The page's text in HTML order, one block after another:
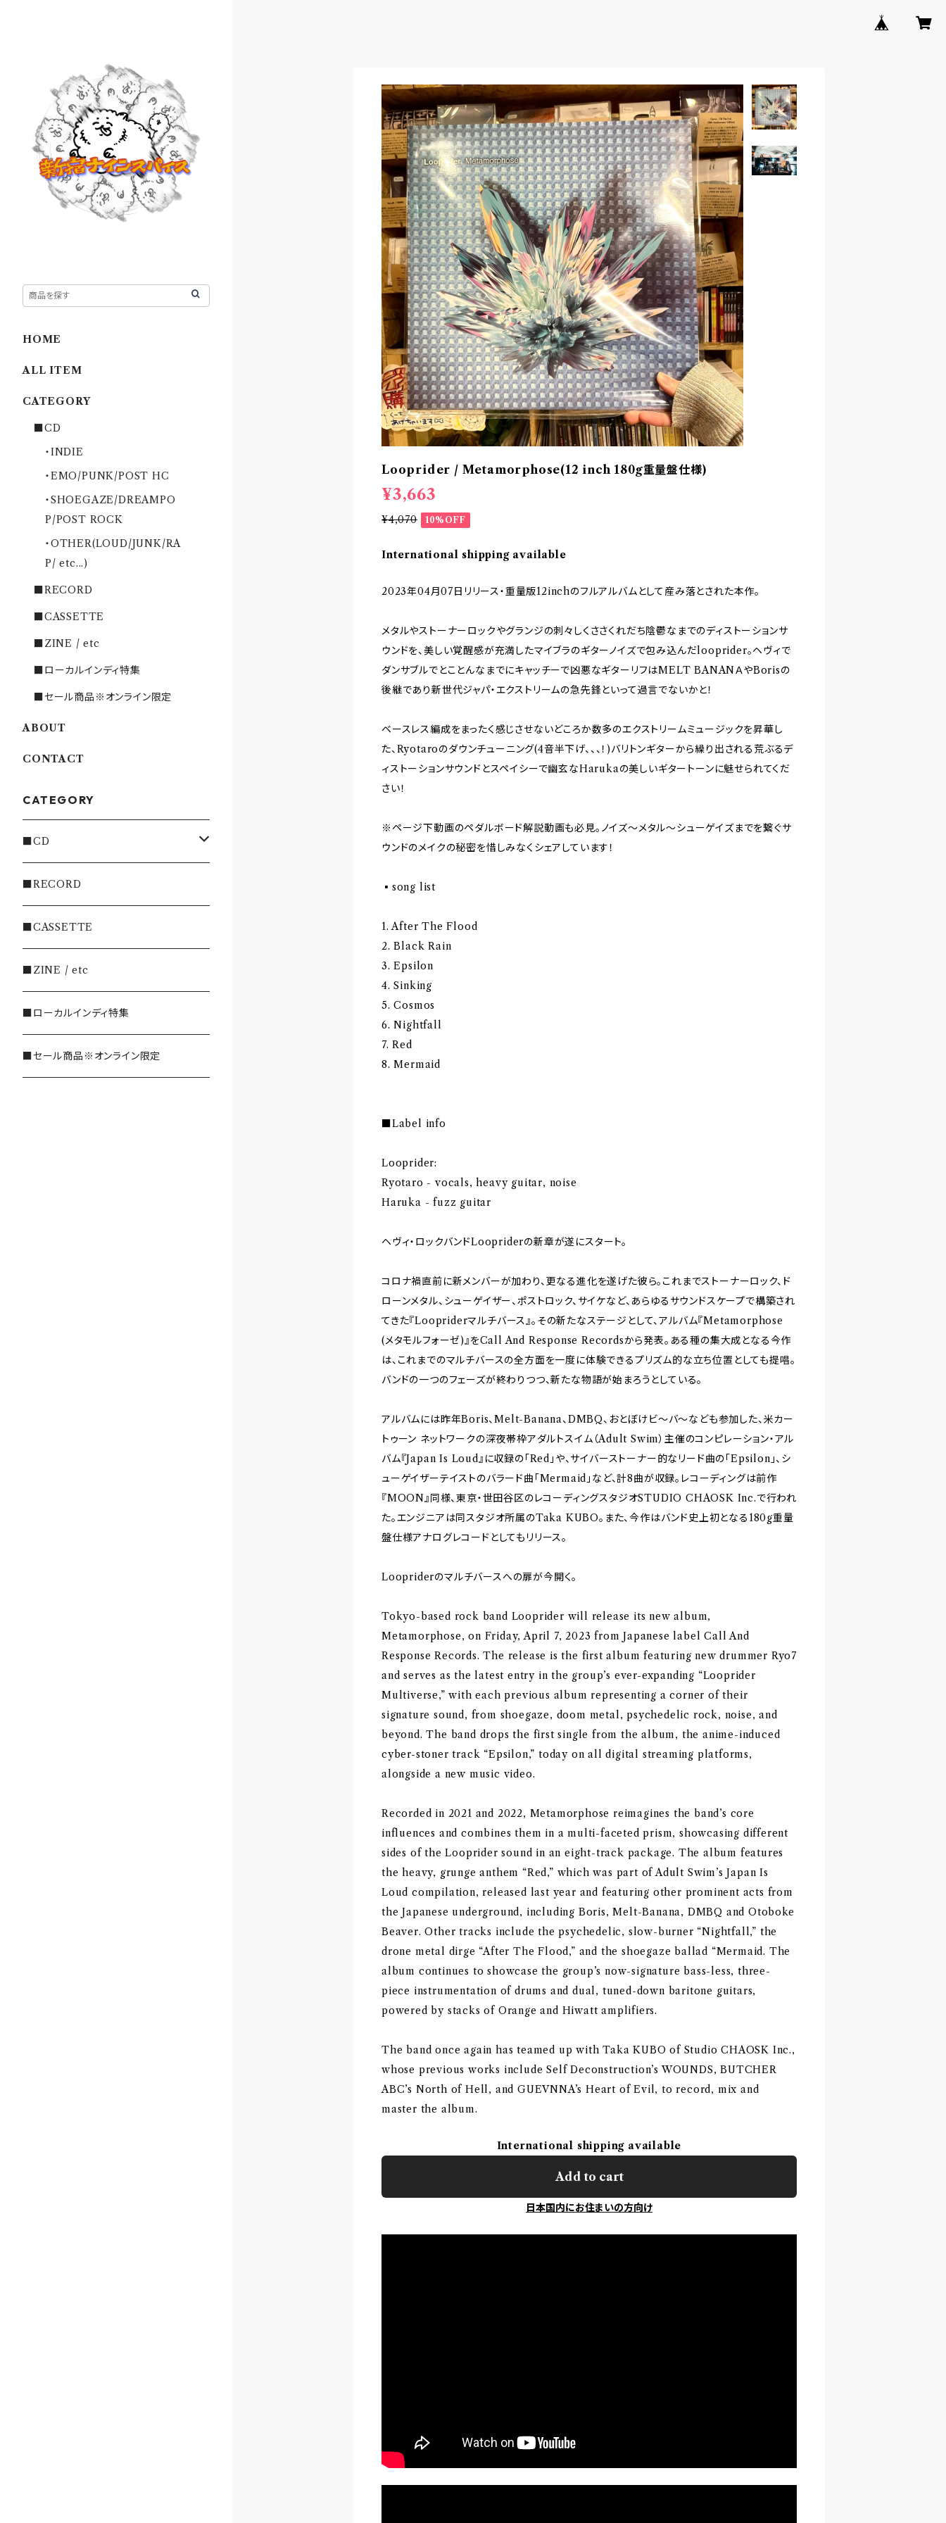
Looprider / Metamorphose(12 inch 180g重量盤仕様)
¥3,663
¥4,070 10%OFF
International shipping available
2023年04月07日リリース・重量版12inchのフルアルバムとして産み落とされた本作。
メタルやストーナーロックやグランジの刺々しくささくれだち陰鬱なまでのディストーションサ
ウンドを、美しい覚醒感が充満したマイブラのギターノイズで包み込んだlooprider。ヘヴィで
ダンサブルでとことんなまでにキャッチーで凶悪なギターリフはMELT BANANＡやBorisの
後継であり新世代ジャパ・エクストリームの急先鋒といって過言でないかと！
ベースレス編成をまったく感じさせないどころか数多のエクストリームミュージックを昇華し
た、Ryotaroのダウンチューニング(4音半下げ、、、！)バリトンギターから繰り出される荒ぶるデ
ィストーションサウンドとスペイシーで幽玄なHarukaの美しいギタートーンに魅せられてくだ
さい！
※ページ下動画のペダルボード解説動画も必見。ノイズ～メタル～シューゲイズまでを繋ぐサ
ウンドのメイクの秘密を惜しみなくシェアしています！
▪song list
1. After The Flood
2. Black Rain
3. Epsilon
4. Sinking
5. Cosmos
6. Nightfall
7. Red
8. Mermaid
■Label info
Looprider:
Ryotaro - vocals, heavy guitar, noise
Haruka - fuzz guitar
ヘヴィ・ロックバンドLoopriderの新章が遂にスタート。
コロナ禍直前に新メンバーが加わり、更なる進化を遂げた彼ら。これまでストーナーロック、ド
ローンメタル、シューゲイザー、ポストロック、サイケなど、あらゆるサウンドスケープで構築され
てきた『Loopriderマルチバース』。その新たなステージとして、アルバム『Metamorphose
(メタモルフォーゼ)』をCall And Response Recordsから発表。ある種の集大成となる今作
は、これまでのマルチバースの全方面を一度に体験できるプリズム的な立ち位置としても提唱。
バンドの一つのフェーズが終わりつつ、新たな物語が始まろうとしている。
アルバムには昨年Boris、Melt-Banana、DMBQ、おとぼけビ～バ～なども参加した、米カー
トゥーン ネットワークの深夜帯枠アダルトスイム（Adult Swim）主催のコンピレーション・アル
バム『Japan Is Loud』に収録の「Red」や、サイバーストーナー的なリード曲の「Epsilon」、シ
ューゲイザーテイストのバラード曲「Mermaid」など、計8曲が収録。レコーディングは前作
『MOON』同様、東京・世田谷区のレコーディングスタジオSTUDIO CHAOSK Inc.で行われ
た。エンジニアは同スタジオ所属のTaka KUBO。また、今作はバンド史上初となる180g重量
盤仕様アナログレコードとしてもリリース。
Loopriderのマルチバースへの扉が今開く。
Tokyo-based rock band Looprider will release its new album,
Metamorphose, on Friday, April 7, 2023 from Japanese label Call And
Response Records. The release is the first album featuring new drummer Ryo7
and serves as the latest entry in the group’s ever-expanding “Looprider
Multiverse,” with each previous album representing a corner of their
signature sound, from shoegaze, doom metal, psychedelic rock, noise, and
beyond. The band drops the first single from the album, the anime-induced
cyber-stoner track “Epsilon,” today on all digital streaming platforms,
alongside a new music video.
Recorded in 2021 and 2022, Metamorphose reimagines the band’s core
influences and combines them in a multi-faceted prism, showcasing different
sides of the Looprider sound in an eight-track package. The album features
the heavy, grunge anthem “Red,” which was part of Adult Swim’s Japan Is
Loud compilation, released last year and featuring other prominent acts from
the Japanese underground, including Boris, Melt-Banana, DMBQ and Otoboke
Beaver. Other tracks include the psychedelic, slow-burner “Nightfall,” the
drone metal dirge “After The Flood,” and the shoegaze ballad “Mermaid. The
album continues to showcase the group’s now-signature bass-less, three-
piece instrumentation of drums and dual, tuned-down baritone guitars,
powered by stacks of Orange and Hiwatt amplifiers.
The band once again has teamed up with Taka KUBO of Studio CHAOSK Inc.,
whose previous works include Self Deconstruction’s WOUNDS, BUTCHER
ABC’s North of Hell, and GUEVNNA’s Heart of Evil, to record, mix and
master the album.
International shipping available
Add to cart
日本国内にお住まいの方向け
HOME
ALL ITEM
CATEGORY
■CD
・INDIE
・EMO/PUNK/POST HC
・SHOEGAZE/DREAMPO
P/POST ROCK
・OTHER(LOUD/JUNK/RA
P/ etc...)
■RECORD
■CASSETTE
■ZINE / etc
■ローカルインディ特集
■セール商品※オンライン限定
ABOUT
CONTACT
CATEGORY
■CD
・INDIE
・EMO/PUNK/POST HC
・SHOEGAZE/DREAMPOP/POST
ROCK
・OTHER(LOUD/JUNK/RAP/ et
c...)
■RECORD
■CASSETTE
■ZINE / etc
■ローカルインディ特集
■セール商品※オンライン限定